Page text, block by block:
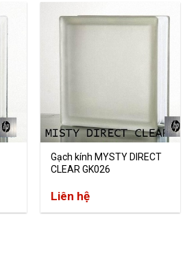
Gạch kính MYSTY DIRECT
CLEAR GK026
Liên hệ